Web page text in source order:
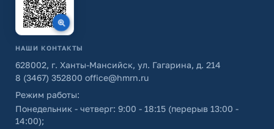
НАШИ КОНТАКТЫ
628002, г. Ханты-Мансийск, ул. Гагарина, д. 214
8 (3467) 352800 office@hmrn.ru
Режим работы:
Понедельник - четверг: 9:00 - 18:15 (перерыв 13:00 -
14:00);